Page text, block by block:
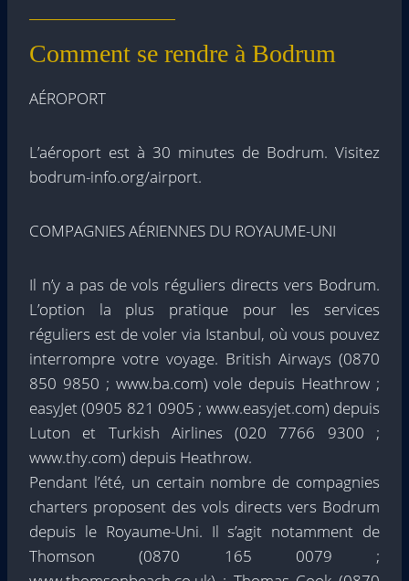
Comment se rendre à Bodrum
AÉROPORT
L’aéroport est à 30 minutes de Bodrum. Visitez
bodrum-info.org/airport.
COMPAGNIES AÉRIENNES DU ROYAUME-UNI
Il n’y a pas de vols réguliers directs vers Bodrum.
L’option la plus pratique pour les services
réguliers est de voler via Istanbul, où vous pouvez
interrompre votre voyage. British Airways (0870
850 9850 ; www.ba.com) vole depuis Heathrow ;
easyJet (0905 821 0905 ; www.easyjet.com) depuis
Luton et Turkish Airlines (020 7766 9300 ;
www.thy.com) depuis Heathrow.
Pendant l’été, un certain nombre de compagnies
charters proposent des vols directs vers Bodrum
depuis le Royaume-Uni. Il s’agit notamment de
Thomson (0870 165 0079 ;